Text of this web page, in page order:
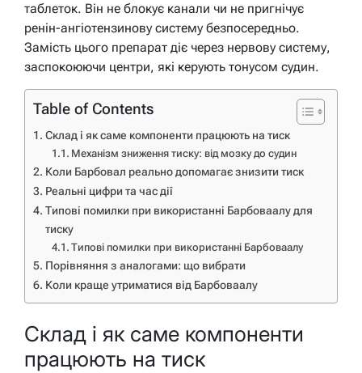
таблеток. Він не блокує канали чи не пригнічує
ренін-ангіотензинову систему безпосередньо.
Замість цього препарат діє через нервову систему,
заспокоюючи центри, які керують тонусом судин.
Table of Contents
Склад і як саме компоненти працюють на тиск
Механізм зниження тиску: від мозку до судин
Коли Барбовал реально допомагає знизити тиск
Реальні цифри та час дії
Типові помилки при використанні Барбоваалу для
тиску
Типові помилки при використанні Барбоваалу
Порівняння з аналогами: що вибрати
Коли краще утриматися від Барбоваалу
Склад і як саме компоненти
працюють на тиск